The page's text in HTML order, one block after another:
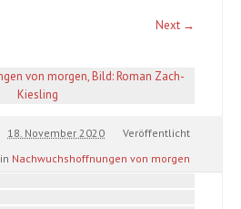
Next →
Veröffentlicht
18. November 2020
in Nachwuchshoffnungen von morgen